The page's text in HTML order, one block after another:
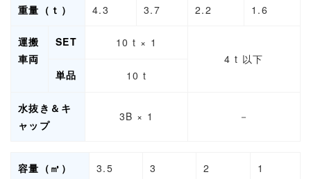
重量（ｔ） 4.3 3.7 2.2 1.6
運搬
車両
SET
10 t × 1
4 t 以下
単品
10 t
水抜き＆キ
ャップ
3B × 1 －
容量（㎥） 3.5 3 2 1